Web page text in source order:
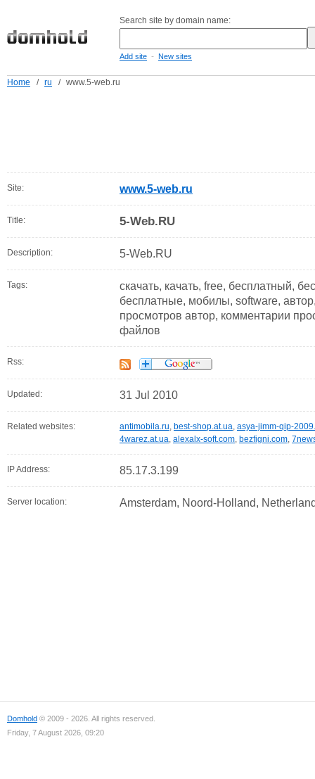
Search site by domain name:
Add site - New sites
Home / ru / www.5-web.ru
Site: www.5-web.ru
Title: 5-Web.RU
Description: 5-Web.RU
Tags:
скачать, качать, free, бесплатный,
бесплатные, мобилы, software,
просмотров автор, комментарии
файлов
Rss:
Updated: 31 Jul 2010
Related websites: antimobila.ru, best-shop.at.ua, asya-jimm-qip-
4warez.at.ua, alexalx-soft.com, bezfigni.com,
IP Address: 85.17.3.199
Server location: Amsterdam, Noord-Holland,
Domhold © 2009 - 2026. All rights reserved.
Friday, 7 August 2026, 09:20